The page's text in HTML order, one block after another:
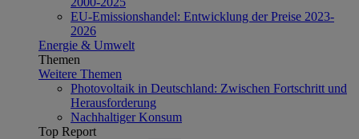
EU-Emissionshandel: Entwicklung der Preise 2023-
2026
Energie & Umwelt
Themen
Weitere Themen
Photovoltaik in Deutschland: Zwischen Fortschritt und
Herausforderung
Nachhaltiger Konsum
Top Report